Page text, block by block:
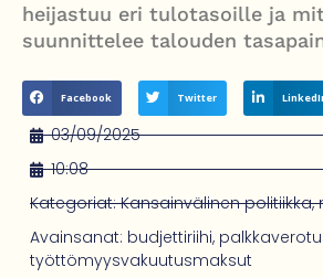
Grenfellin tornon palo: yhdeksäs vuosipäivä
heijastuu eri tulotasoille ja
suunnittelee talouden
Facebook Twitter
03/09/2025
10:08
Kategoriat: Kansainvälinen politiikka,
Avainsanat: budjettiriihi,
työttömyysvakuutusmaksut